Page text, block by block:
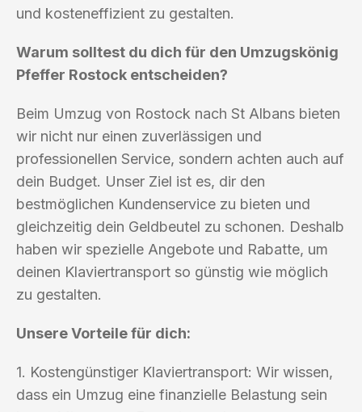
und kosteneffizient zu gestalten.
Warum solltest du dich für den Umzugskönig
Pfeffer Rostock entscheiden?
Beim Umzug von Rostock nach St Albans bieten
wir nicht nur einen zuverlässigen und
professionellen Service, sondern achten auch auf
dein Budget. Unser Ziel ist es, dir den
bestmöglichen Kundenservice zu bieten und
gleichzeitig dein Geldbeutel zu schonen. Deshalb
haben wir spezielle Angebote und Rabatte, um
deinen Klaviertransport so günstig wie möglich
zu gestalten.
Unsere Vorteile für dich:
1. Kostengünstiger Klaviertransport: Wir wissen,
dass ein Umzug eine finanzielle Belastung sein